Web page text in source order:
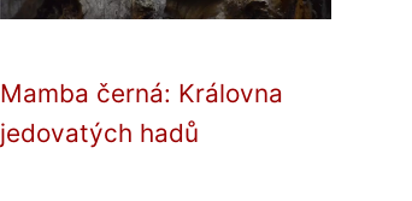
Mamba černá: Královna
jedovatých hadů